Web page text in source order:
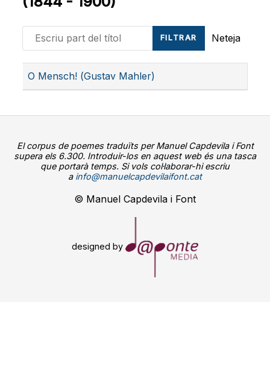
Escriu part del títol FILTRAR Neteja
Títol
O Mensch! (Gustav Mahler)
El corpus de poemes traduïts per Manuel Capdevila i Font
supera els 6.300. Introduir-los en aquest web és una tasca
que portarà temps. Si vols col·laborar-hi escriu
a info@manuelcapdevilaifont.cat
© Manuel Capdevila i Font
designed by